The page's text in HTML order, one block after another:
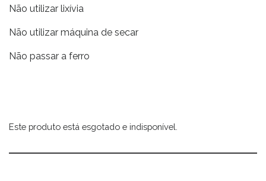
Não utilizar lixívia
Não utilizar máquina de secar
Não passar a ferro
Este produto está esgotado e indisponível.
Alternative: